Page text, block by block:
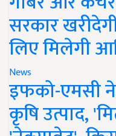
सरकार
लिए मिलेगी
News
इफको-एमसी
कृषि उत्पाद,